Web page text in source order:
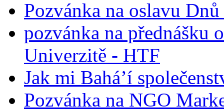
Pozvánka na oslavu
pozvánka na přednášku
Univerzitě - HTF
Jak mi Bahá’í
Pozvánka na NGO